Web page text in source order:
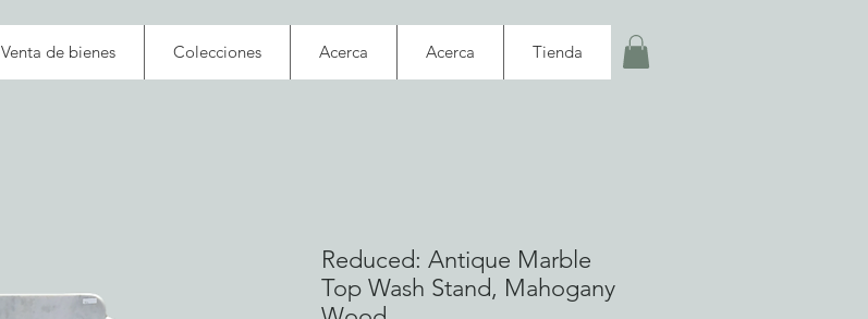
Venta de bienes Colecciones Acerca Acerca Tienda
Reduced: Antique Marble
Top Wash Stand, Mahogany